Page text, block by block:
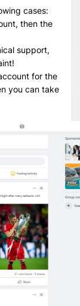
cases:
then the
support,
for the
you can take